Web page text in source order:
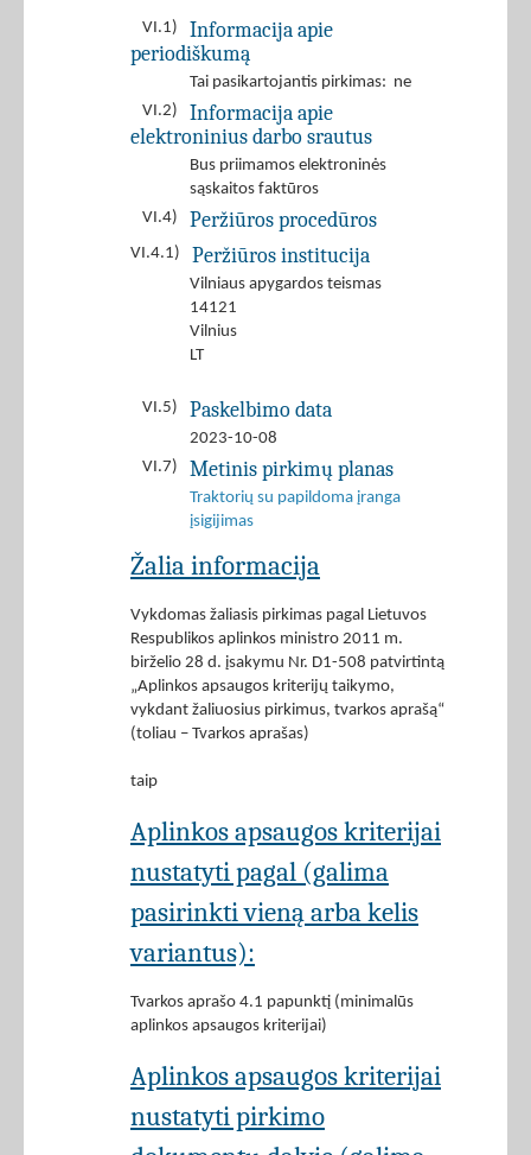
VI.1)
Informacija apie
periodiškumą
Tai pasikartojantis pirkimas: ne
VI.2)
Informacija apie
elektroninius darbo srautus
Bus priimamos elektroninės
sąskaitos faktūros
VI.4)
Peržiūros procedūros
VI.4.1) Peržiūros institucija
Vilniaus apygardos teismas
14121
Vilnius
LT
VI.5) Paskelbimo data
2023-10-08
VI.7)
Metinis pirkimų planas
Traktorių su papildoma įranga
įsigijimas
Žalia informacija
Vykdomas žaliasis pirkimas pagal Lietuvos
Respublikos aplinkos ministro 2011 m.
birželio 28 d. įsakymu Nr. D1-508 patvirtintą
„Aplinkos apsaugos kriterijų taikymo,
vykdant žaliuosius pirkimus, tvarkos aprašą“
(toliau – Tvarkos aprašas)
taip
Aplinkos apsaugos kriterijai
nustatyti pagal (galima
pasirinkti vieną arba kelis
variantus):
Tvarkos aprašo 4.1 papunktį (minimalūs
aplinkos apsaugos kriterijai)
Aplinkos apsaugos kriterijai
nustatyti pirkimo